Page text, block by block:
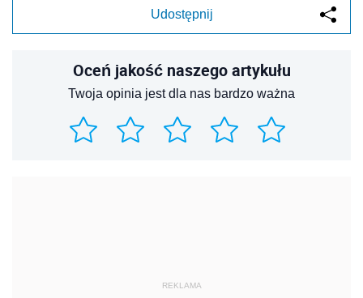
Udostępnij
Oceń jakość naszego artykułu
Twoja opinia jest dla nas bardzo ważna
REKLAMA